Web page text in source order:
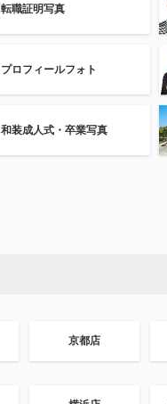
転職証明写真
プロフィールフォト
和装成人式・卒業写真
京都店